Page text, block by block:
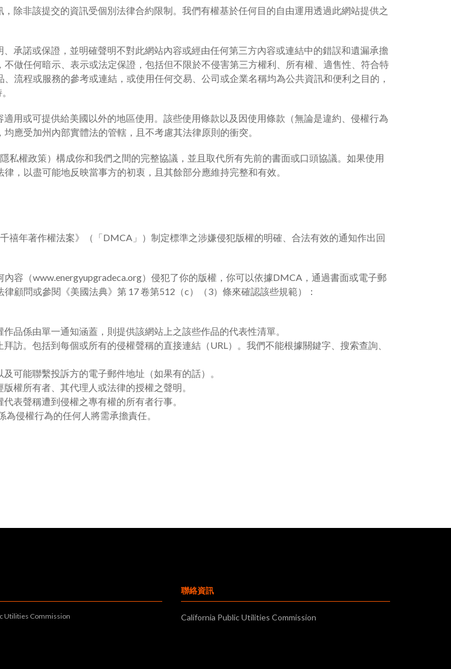
除非該提交的資訊受個別法律合約限制。我們有權基於任何目的自由運用透過此網站提供之
承諾或保證，並明確聲明不對此網站內容或經由任何第三方內容或連結中的錯誤和遺漏承擔
做任何暗示、表示或法定保證，包括但不限於不侵害第三方權利、所有權、適售性、符合特
流程或服務的參考或連結，或使用任何交易、公司或企業名稱均為公共資訊和便利之目的，
用或可提供給美國以外的地區使用。該些使用條款以及因使用條款（無論是違約、侵權行為
應受加州內部實體法的管轄，且不考慮其法律原則的衝突。
私權政策）構成你和我們之間的完整協議，並且取代所有先前的書面或口頭協議。如果使用
，以盡可能地反映當事方的初衷，且其餘部分應維持完整和有效。
禧年著作權法案》（「DMCA」）制定標準之涉嫌侵犯版權的明確、合法有效的通知作出回
容（www.energyupgradeca.org）侵犯了你的版權，你可以依據DMCA，通過書面或電子郵
顧問或參閱《美國法典》第 17 卷第512（c）（3）條來確認該些規範）：
品係由單一通知涵蓋，則提供該網站上之該些作品的代表性清單。
訪。包括到每個或所有的侵權聲稱的直接連結（URL）。我們不能根據關鍵字、搜索查詢、
可能聯繫投訴方的電子郵件地址（如果有的話）。
權所有者、其代理人或法律的授權之聲明。
表聲稱遭到侵權之專有權的所有者行事。
侵權行為的任何人將需承擔責任。
Utilities Commission
聯絡資訊
California Public Utilities Commission